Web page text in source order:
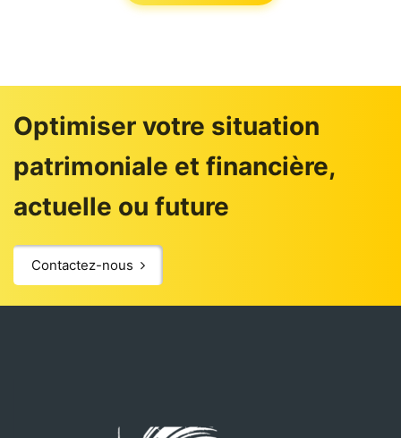
Optimiser votre situation
patrimoniale et financière,
actuelle ou future
Contactez-nous